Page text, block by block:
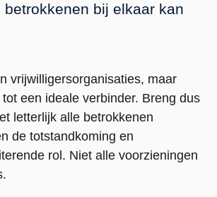
bij elkaar kan
vrijwilligersorganisaties, maar
een ideale verbinder. Breng dus
letterlijk alle betrokkenen
de totstandkoming en
rol. Niet alle voorzieningen